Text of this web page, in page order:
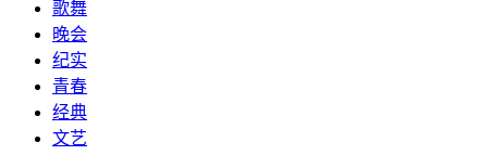
歌舞
晚会
纪实
青春
经典
文艺